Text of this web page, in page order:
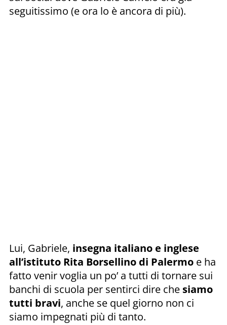
seguitissimo (e ora lo è ancora di più).
Lui, Gabriele, insegna italiano e inglese
all’istituto Rita Borsellino di Palermo e ha
fatto venir voglia un po’ a tutti di tornare sui
banchi di scuola per sentirci dire che siamo
tutti bravi, anche se quel giorno non ci
siamo impegnati più di tanto.